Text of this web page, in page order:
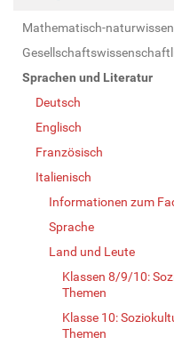
Mathematisch-
Sprachen und Literatur
Deutsch
Englisch
Französisch
Italienisch
Informationen zum
Sprache
Land und Leute
Klassen 8/9/10:
Themen
Klasse 10:
Themen